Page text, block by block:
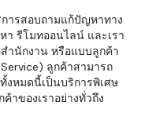
ารสอบถามแก้ปัญหาทาง
รีโมทออนไลน์ และเรา
ำนักงาน หรือแบบลูกค้า
ลูกค้าสามารถ
หมดนี้เป็นบริการพิเศษ
าของเราอย่างทั่วถึง